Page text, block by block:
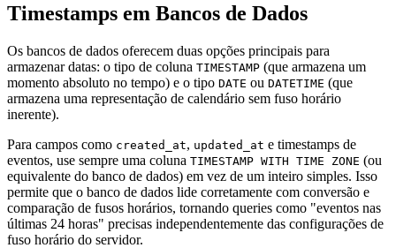
Timestamps em Bancos de Dados
Os bancos de dados oferecem duas opções principais para
armazenar datas: o tipo de coluna TIMESTAMP (que armazena um
momento absoluto no tempo) e o tipo DATE ou DATETIME (que
armazena uma representação de calendário sem fuso horário
inerente).
Para campos como created_at, updated_at e timestamps de
eventos, use sempre uma coluna TIMESTAMP WITH TIME ZONE (ou
equivalente do banco de dados) em vez de um inteiro simples. Isso
permite que o banco de dados lide corretamente com conversão e
comparação de fusos horários, tornando queries como "eventos nas
últimas 24 horas" precisas independentemente das configurações de
fuso horário do servidor.